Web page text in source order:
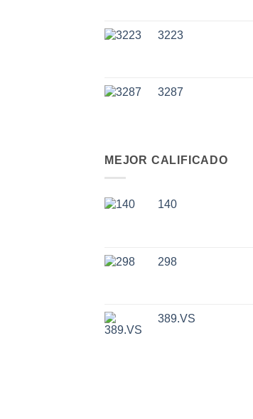
3223
3287
MEJOR CALIFICADO
140
298
389.VS